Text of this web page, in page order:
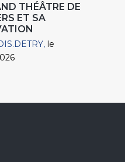
THÉÂTRE DE
ET SA
le